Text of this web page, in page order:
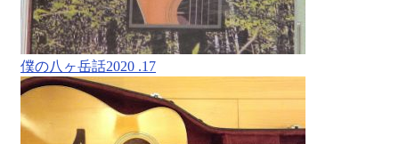
僕の八ヶ岳話2020 .17